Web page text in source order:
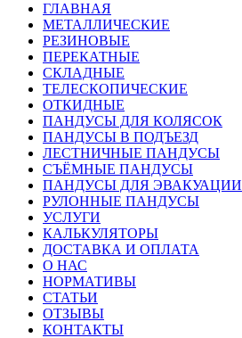
ГЛАВНАЯ
МЕТАЛЛИЧЕСКИЕ
РЕЗИНОВЫЕ
ПЕРЕКАТНЫЕ
СКЛАДНЫЕ
ТЕЛЕСКОПИЧЕСКИЕ
ОТКИДНЫЕ
ПАНДУСЫ ДЛЯ КОЛЯСОК
ПАНДУСЫ В ПОДЪЕЗД
ЛЕСТНИЧНЫЕ ПАНДУСЫ
СЪЁМНЫЕ ПАНДУСЫ
ПАНДУСЫ ДЛЯ ЭВАКУАЦИИ
РУЛОННЫЕ ПАНДУСЫ
УСЛУГИ
КАЛЬКУЛЯТОРЫ
ДОСТАВКА И ОПЛАТА
О НАС
НОРМАТИВЫ
СТАТЬИ
ОТЗЫВЫ
КОНТАКТЫ